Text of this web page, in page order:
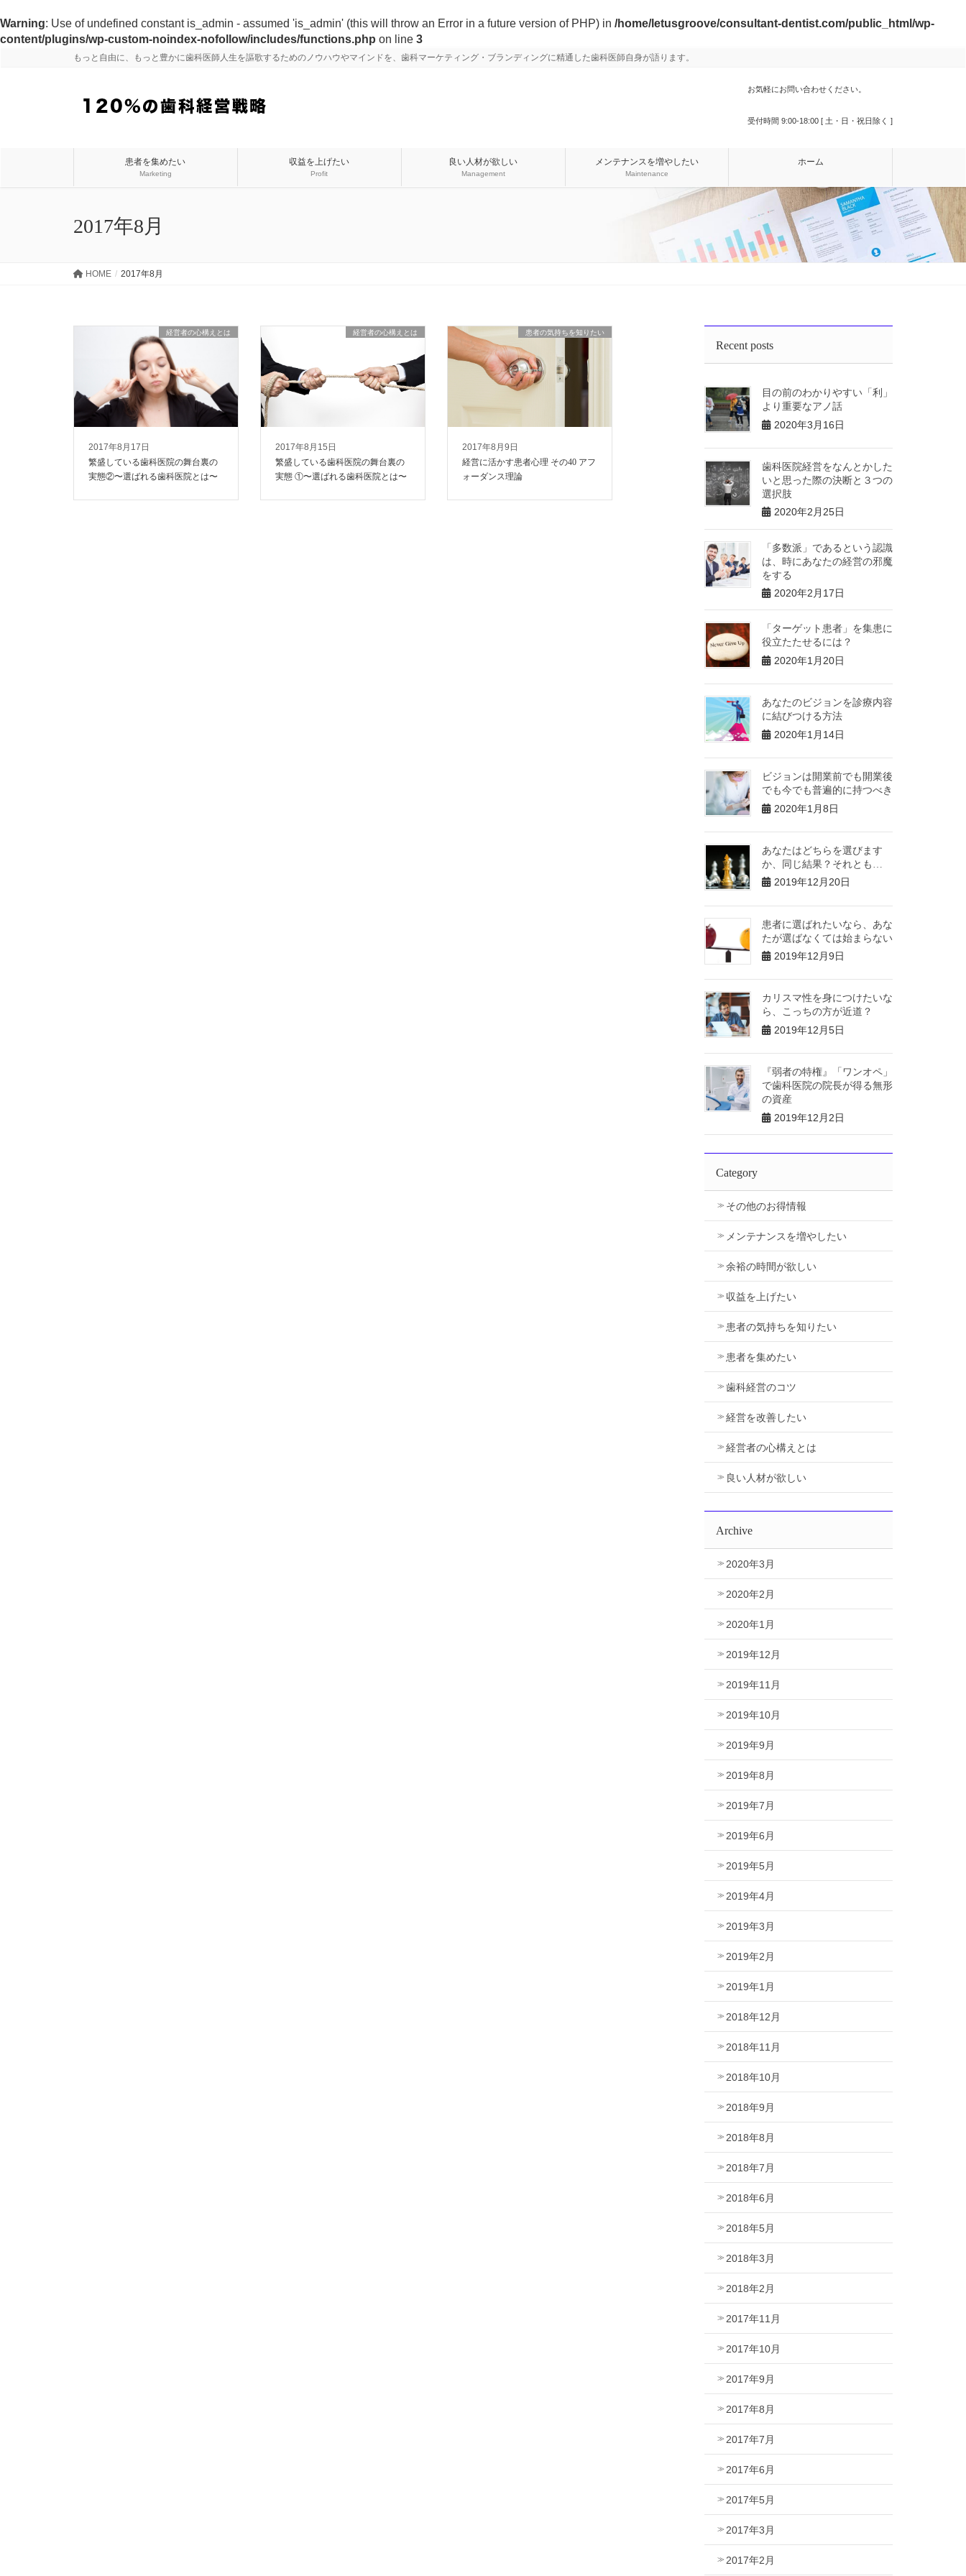
Warning: Use of undefined constant is_admin - assumed 'is_admin' (this will throw an Error in a future version of PHP) in /home/letusgroove/consultant-dentist.com/public_html/wp-
content/plugins/wp-custom-noindex-nofollow/includes/functions.php on line 3
もっと自由に、もっと豊かに歯科医師人生を謳歌するためのノウハウやマインドを、歯科マーケティング・ブランディングに精通した歯科医師自身が語ります。
お気軽にお問い合わせください。
受付時間 9:00-18:00 [ 土・日・祝日除く ]
患者を集めたい
Marketing
収益を上げたい
Profit
良い人材が欲しい
Management
メンテナンスを増やしたい
Maintenance
ホーム
2017年8月
HOME 2017年8月
2017年8月17日
経営者の心構えとは
繁盛している歯科医院の舞台裏の
実態②〜選ばれる歯科医院とは〜
2017年8月15日
経営者の心構えとは
繁盛している歯科医院の舞台裏の
実態 ①〜選ばれる歯科医院とは〜
2017年8月9日
患者の気持ちを知りたい
経営に活かす患者心理 その40 アフ
ォーダンス理論
Recent posts
目の前のわかりやすい「利」
より重要なアノ話
2020年3月16日
歯科医院経営をなんとかした
いと思った際の決断と３つの
選択肢
2020年2月25日
「多数派」であるという認識
は、時にあなたの経営の邪魔
をする
2020年2月17日
「ターゲット患者」を集患に
役立たたせるには？
2020年1月20日
あなたのビジョンを診療内容
に結びつける方法
2020年1月14日
ビジョンは開業前でも開業後
でも今でも普遍的に持つべき
2020年1月8日
あなたはどちらを選びます
か、同じ結果？それとも…
2019年12月20日
患者に選ばれたいなら、あな
たが選ばなくては始まらない
2019年12月9日
カリスマ性を身につけたいな
ら、こっちの方が近道？
2019年12月5日
『弱者の特権』「ワンオペ」
で歯科医院の院長が得る無形
の資産
2019年12月2日
Category
その他のお得情報
メンテナンスを増やしたい
余裕の時間が欲しい
収益を上げたい
患者の気持ちを知りたい
患者を集めたい
歯科経営のコツ
経営を改善したい
経営者の心構えとは
良い人材が欲しい
Archive
2020年3月
2020年2月
2020年1月
2019年12月
2019年11月
2019年10月
2019年9月
2019年8月
2019年7月
2019年6月
2019年5月
2019年4月
2019年3月
2019年2月
2019年1月
2018年12月
2018年11月
2018年10月
2018年9月
2018年8月
2018年7月
2018年6月
2018年5月
2018年3月
2018年2月
2017年11月
2017年10月
2017年9月
2017年8月
2017年7月
2017年6月
2017年5月
2017年3月
2017年2月